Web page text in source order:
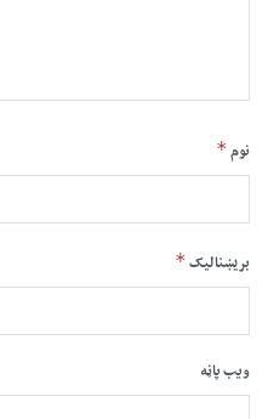
نوم*
بریښنالیک*
ویب پاڼه